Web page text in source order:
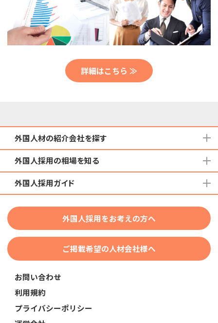
詳細はこちら ≫
外国人材の紹介会社を探す
地域から検索する
国籍から検索する
在留資格から検索する
団体種別から探す
業界・職種から検索する
外国人採用の相場を知る
育成就労外国人の受け入れ相場
技人国・高度人材の受け入れ相場
外国人採用ガイド
特定技能
技術・人文知識・国際業務
助成金
教育・研修
外国人採用をお考えの方へ
ご掲載希望の人材会社様へ
お問い合わせ
利用規約
プライバシーポリシー